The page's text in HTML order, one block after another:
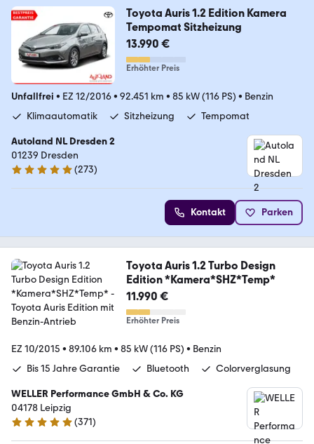
Toyota Auris 1.2 Edition Kamera
Tempomat Sitzheizung
13.990 €
Erhöhter Preis
Unfallfrei • EZ 12/2016• 92.451 km • 85 kW (116 PS) • Benzin
Klimaautomatik
Sitzheizung Tempomat
Autoland NL Dresden 2
01239 Dresden
4.9 Sterne
(273)
Kontakt Parken
Toyota Auris 1.2 Turbo Design
Edition *Kamera*SHZ*Temp*
11.990 €
Erhöhter Preis
EZ 10/2015 • 89.106 km • 85 kW (116 PS) • Benzin
Bis 15 Jahre Garantie
Bluetooth Colorverglasung
WELLER Performance GmbH & Co. KG
04178 Leipzig
4.8 Sterne
(371)